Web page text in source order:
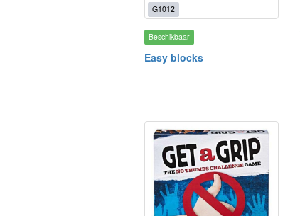
G1012
Beschikbaar
Easy blocks